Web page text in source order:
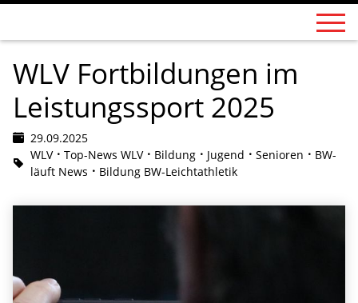
WLV Fortbildungen im
Leistungssport 2025
29.09.2025
WLV
Top-News WLV Bildung Jugend Senioren
BW-
läuft News
Bildung BW-Leichtathletik